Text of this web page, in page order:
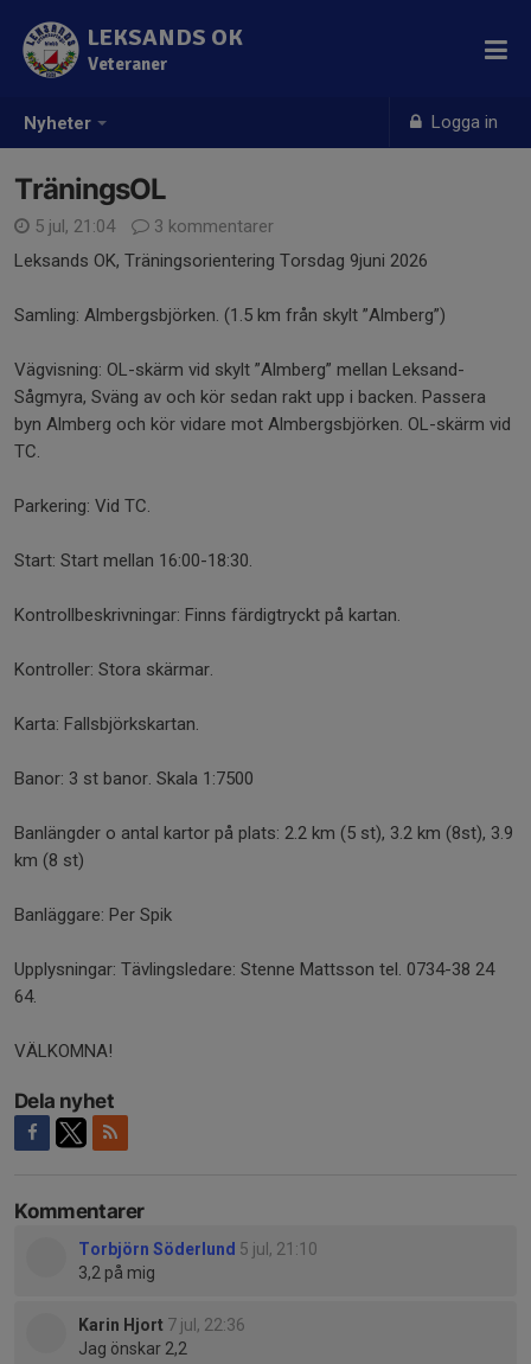
Nyheter Logga in
LEKSANDS OK
Veteraner
TräningsOL
5 jul, 21:04
3 kommentarer
Leksands OK, Träningsorientering Torsdag 9juni 2026
Samling: Almbergsbjörken. (1.5 km från skylt ”Almberg”)
Vägvisning: OL-skärm vid skylt ”Almberg” mellan Leksand-
Sågmyra, Sväng av och kör sedan rakt upp i backen. Passera
byn Almberg och kör vidare mot Almbergsbjörken. OL-skärm vid
TC.
Parkering: Vid TC.
Start: Start mellan 16:00-18:30.
Kontrollbeskrivningar: Finns färdigtryckt på kartan.
Kontroller: Stora skärmar.
Karta: Fallsbjörkskartan.
Banor: 3 st banor. Skala 1:7500
Banlängder o antal kartor på plats: 2.2 km (5 st), 3.2 km (8st), 3.9
km (8 st)
Banläggare: Per Spik
Upplysningar: Tävlingsledare: Stenne Mattsson tel. 0734-38 24
64.
VÄLKOMNA!
Dela nyhet
Kommentarer
Torbjörn Söderlund 5 jul, 21:10
3,2 på mig
Karin Hjort 7 jul, 22:36
Jag önskar 2,2